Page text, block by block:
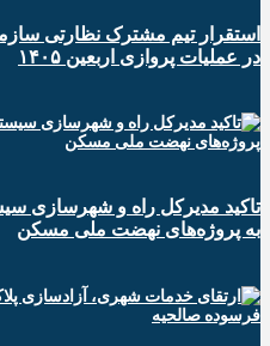
استقرار تیم مشترک نظارتی
در عملیات پروازی اربعین ۱۴۰۵
تاکید مدیرکل راه و شهرسازی
به پروژه‌های نهضت ملی مسکن